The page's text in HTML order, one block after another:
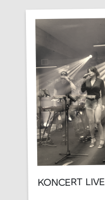
KONCERT LIVE